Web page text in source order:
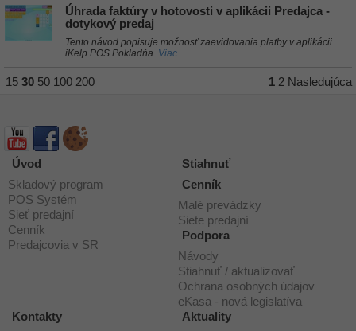
Úhrada faktúry v hotovosti v aplikácii Predajca -
dotykový predaj
Tento návod popisuje možnosť zaevidovania platby v aplikácii
iKelp POS Pokladňa. Viac...
15 30 50 100 200 1 2 Nasledujúca
Úvod
Skladový program
POS Systém
Sieť predajní
Cenník
Predajcovia v SR
Stiahnuť
Cenník
Malé prevádzky
Siete predajní
Podpora
Návody
Stiahnuť / aktualizovať
Ochrana osobných údajov
eKasa - nová legislatíva
Kontakty
Aktuality